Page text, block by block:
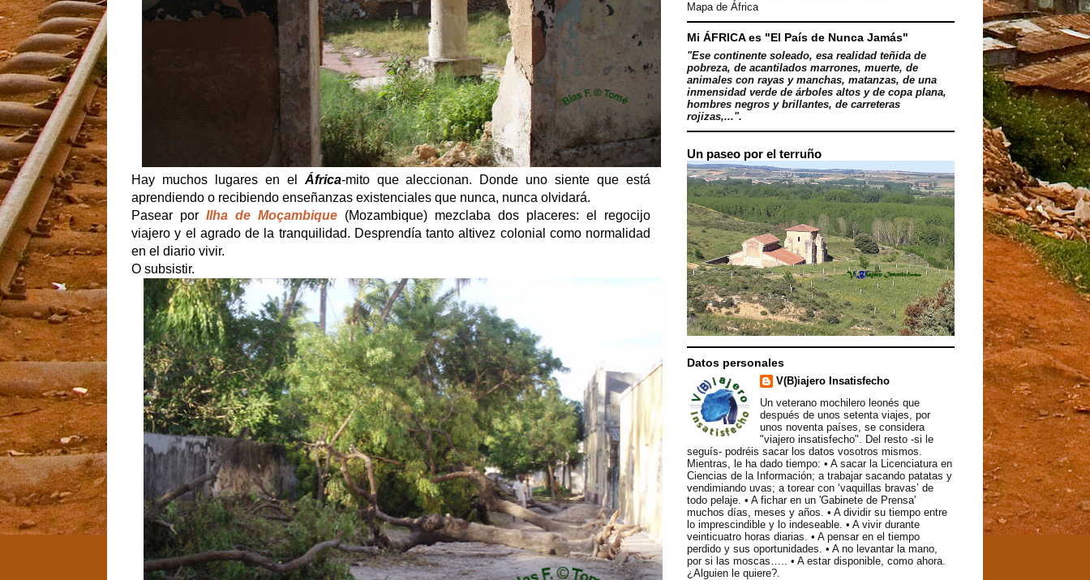
Hay muchos lugares en el África-mito que aleccionan. Donde uno siente que está
aprendiendo o recibiendo enseñanzas existenciales que nunca, nunca olvidará.
Pasear por Ilha de Moçambique (Mozambique) mezclaba dos placeres: el regocijo
viajero y el agrado de la tranquilidad. Desprendía tanto altivez colonial como normalidad
en el diario vivir.
O subsistir.
Mapa de África
Mi ÁFRICA es "El País de Nunca Jamás"
"Ese continente soleado, esa realidad teñida de
pobreza, de acantilados marrones, muerte, de
animales con rayas y manchas, matanzas, de una
inmensidad verde de árboles altos y de copa plana,
hombres negros y brillantes, de carreteras
rojizas,...".
Un paseo por el terruño
Datos personales
V(B)iajero Insatisfecho
Un veterano mochilero leonés que
después de unos setenta viajes, por
unos noventa países, se considera
"viajero insatisfecho". Del resto -si le
seguís- podréis sacar los datos vosotros mismos.
Mientras, le ha dado tiempo: • A sacar la Licenciatura en
Ciencias de la Información; a trabajar sacando patatas y
vendimiando uvas; a torear con ‘vaquillas bravas’ de
todo pelaje. • A fichar en un 'Gabinete de Prensa'
muchos días, meses y años. • A dividir su tiempo entre
lo imprescindible y lo indeseable. • A vivir durante
veinticuatro horas diarias. • A pensar en el tiempo
perdido y sus oportunidades. • A no levantar la mano,
por si las moscas….. • A estar disponible, como ahora.
¿Alguien le quiere?.